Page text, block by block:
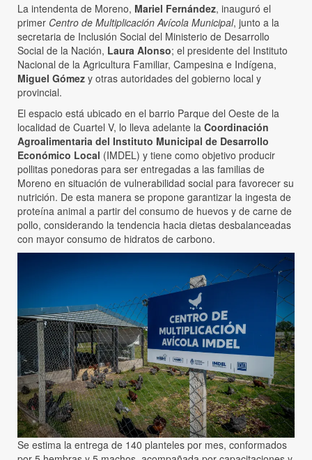
La intendenta de Moreno, Mariel Fernández, inauguró el
primer Centro de Multiplicación Avícola Municipal, junto a la
secretaria de Inclusión Social del Ministerio de Desarrollo
Social de la Nación, Laura Alonso; el presidente del Instituto
Nacional de la Agricultura Familiar, Campesina e Indígena,
Miguel Gómez y otras autoridades del gobierno local y
provincial.
El espacio está ubicado en el barrio Parque del Oeste de la
localidad de Cuartel V, lo lleva adelante la Coordinación
Agroalimentaria del Instituto Municipal de Desarrollo
Económico Local (IMDEL) y tiene como objetivo producir
pollitas ponedoras para ser entregadas a las familias de
Moreno en situación de vulnerabilidad social para favorecer su
nutrición. De esta manera se propone garantizar la ingesta de
proteína animal a partir del consumo de huevos y de carne de
pollo, considerando la tendencia hacia dietas desbalanceadas
con mayor consumo de hidratos de carbono.
Se estima la entrega de 140 planteles por mes, conformados